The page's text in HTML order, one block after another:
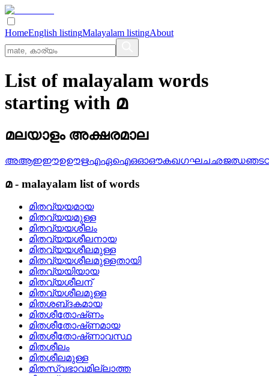
HomeEnglish listingMalayalam listingAbout
List of malayalam words
starting with മ
മലയാളം അക്ഷരമാല
അആഇഈഉഊഋഎഏഐഒഓഔകഖഗഘചഛജഝഞട
മ- malayalam list of words
മിതവ്യയമായ
മിതവ്യയമുള്ള
മിതവ്യയശീലം
മിതവ്യയശീലനായ
മിതവ്യയശീലമുള്ള
മിതവ്യയശീലമുള്ളതായി
മിതവ്യയിയായ
മിതവ്യശീലന്
മിതവ്യശീലമുള്ള
മിതശബ്‌ദകമായ
മിതശീതോഷ്‌ണം
മിതശീതോഷ്‌ണമായ
മിതശീതോഷ്‌ണാവസ്ഥ
മിതശീലം
മിതശീലമുള്ള
മിതസ്വഭാവമില്ലാത്ത